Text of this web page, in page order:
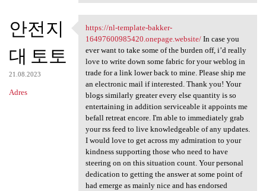
안전지
대 토토
21.08.2023
Adres
https://nl-template-bakker
https://nl-template-bakker-
16497600985420.onepage.website/In case you
ever want to take some of the burden off, i’d really
love to write down some fabric for your weblog in
trade for a link lower back to mine. Please ship me
an electronic mail if interested. Thank you! Your
blogs similarly greater every else quantity is so
entertaining in addition serviceable it appoints me
befall retreat encore. I'm able to immediately grab
your rss feed to live knowledgeable of any updates.
I would love to get across my admiration to your
kindness supporting those who need to have
steering on on this situation count. Your personal
dedication to getting the answer at some point of
had emerge as mainly nice and has endorsed